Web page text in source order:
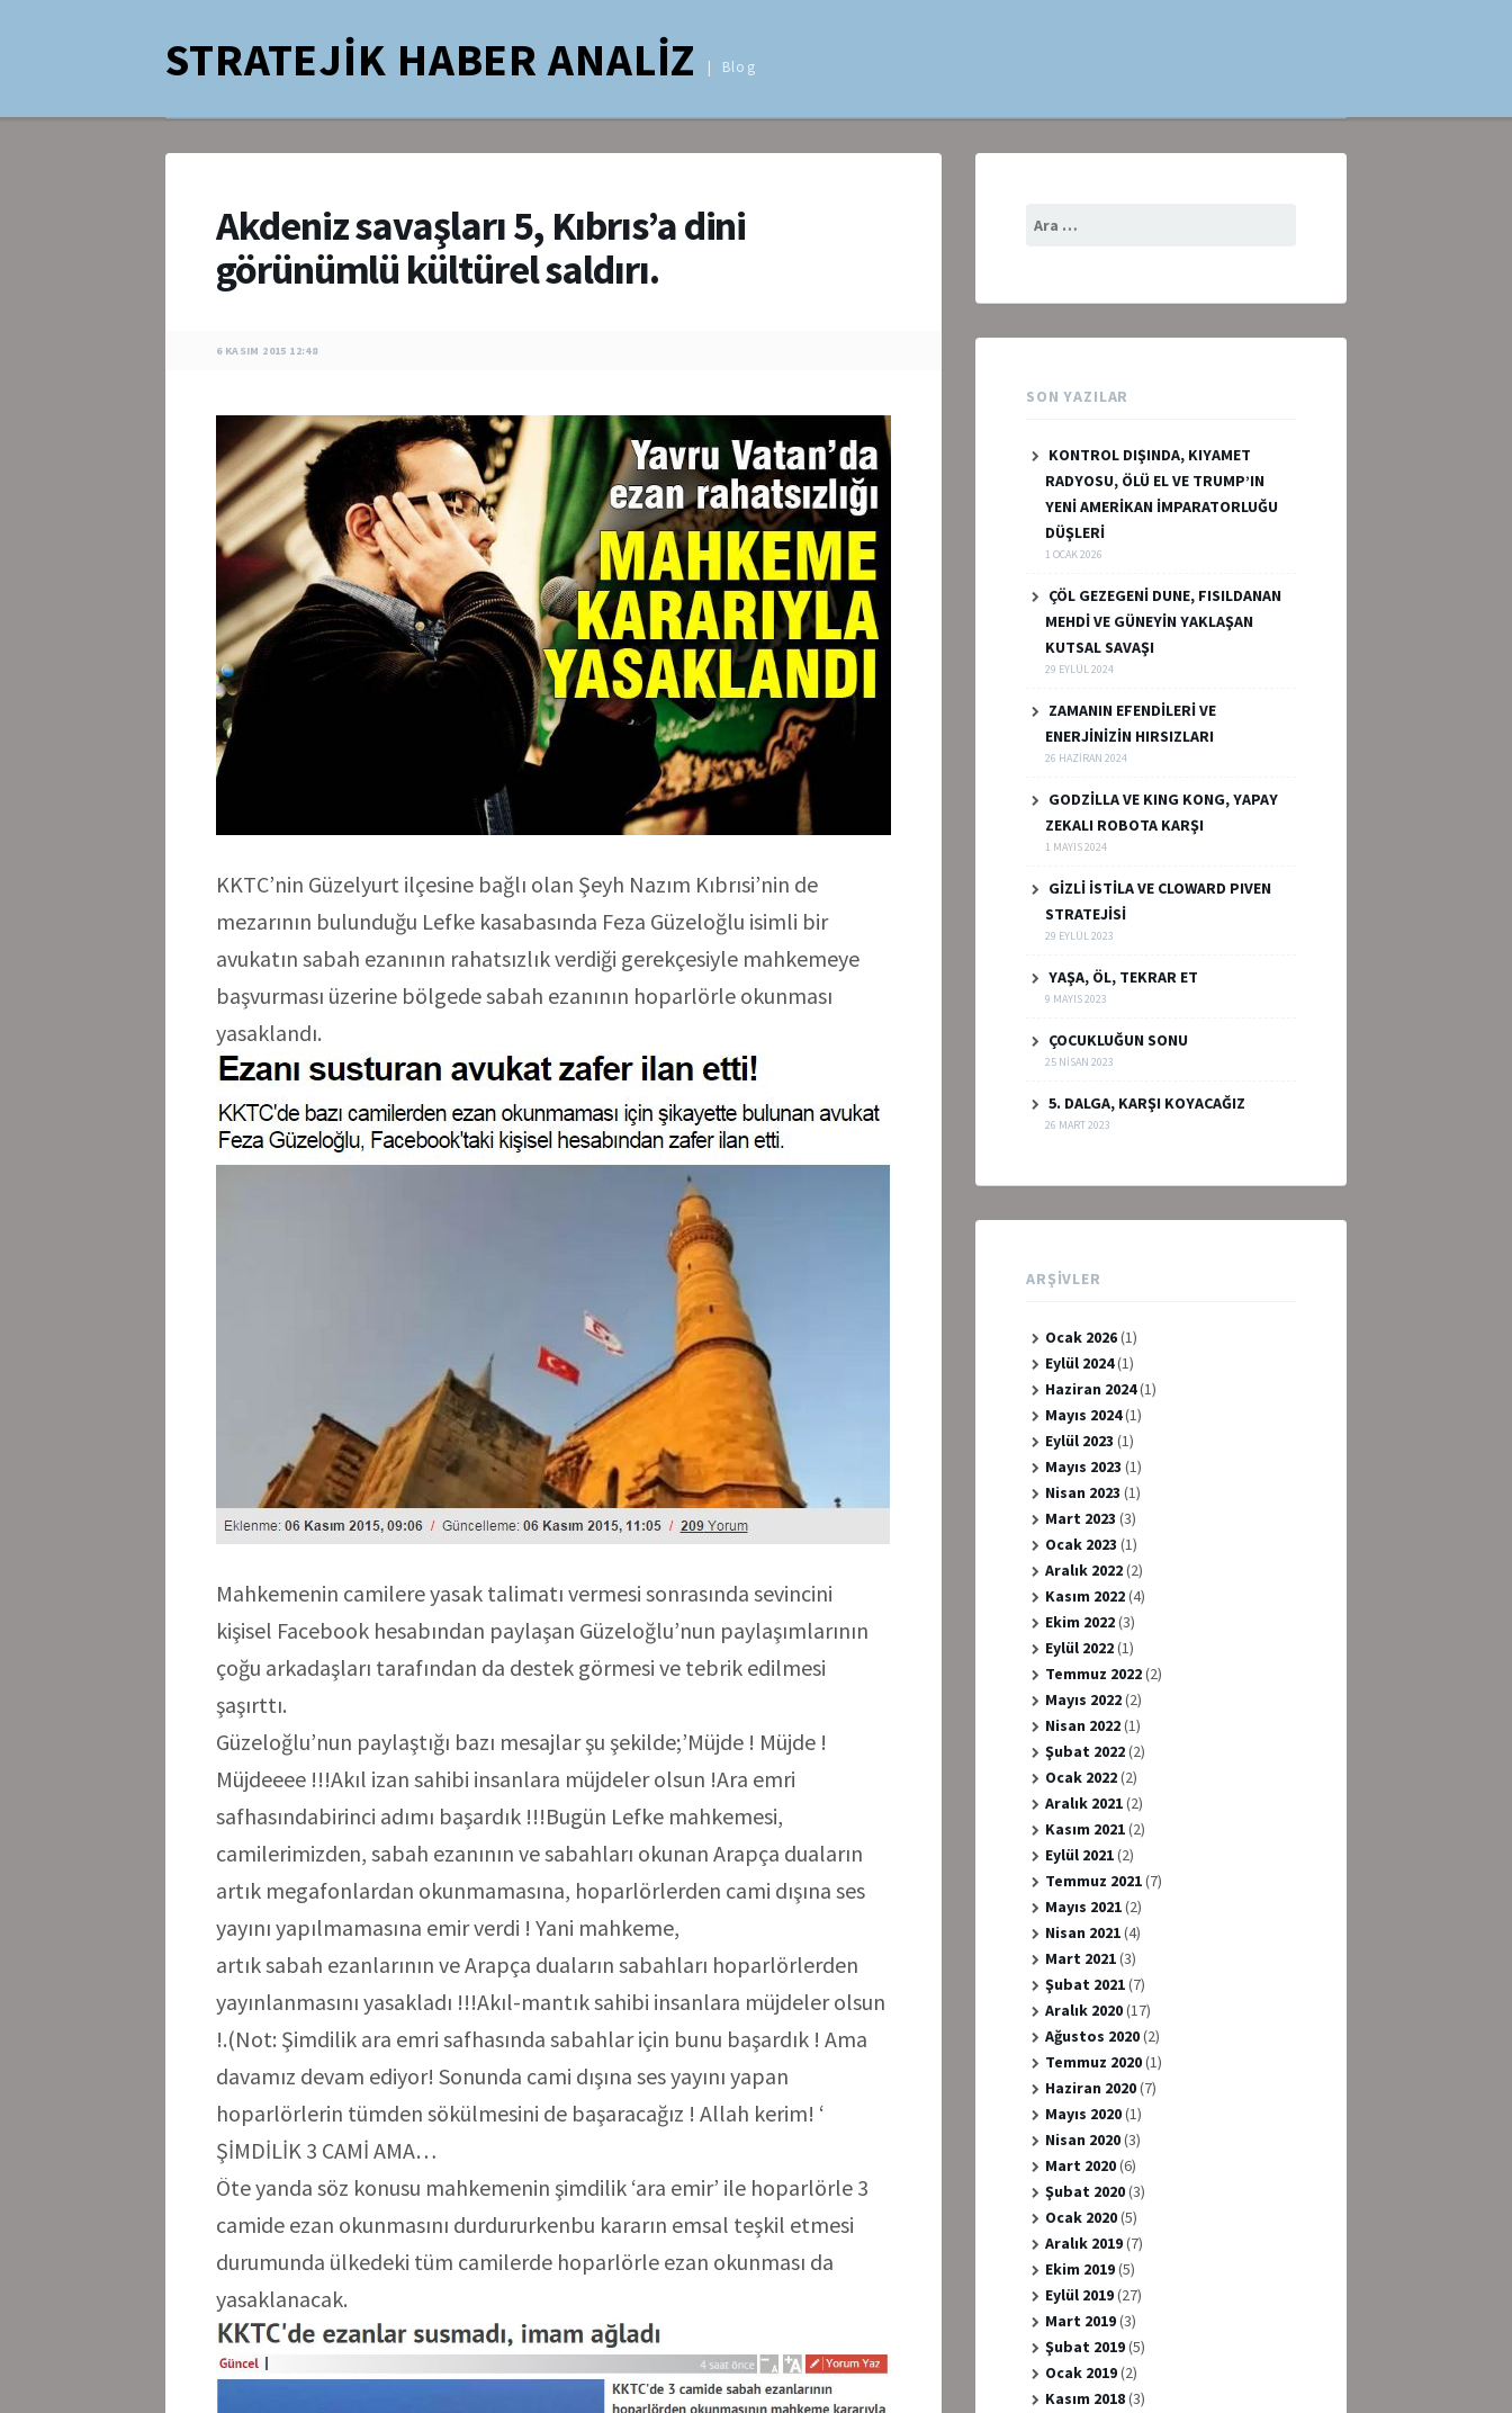
STRATEJİK HABER ANALİZ Blog
Akdeniz savaşları 5, Kıbrıs’a dini
görünümlü kültürel saldırı.
6 KASIM 2015 12:48
KKTC’nin Güzelyurt ilçesine bağlı olan Şeyh Nazım Kıbrısi’nin de
mezarının bulunduğu Lefke kasabasında Feza Güzeloğlu isimli bir
avukatın sabah ezanının rahatsızlık verdiği gerekçesiyle mahkemeye
başvurması üzerine bölgede sabah ezanının hoparlörle okunması
yasaklandı.
Mahkemenin camilere yasak talimatı vermesi sonrasında sevincini
kişisel Facebook hesabından paylaşan Güzeloğlu’nun paylaşımlarının
çoğu arkadaşları tarafından da destek görmesi ve tebrik edilmesi
şaşırttı.
Güzeloğlu’nun paylaştığı bazı mesajlar şu şekilde;’Müjde ! Müjde !
Müjdeeee !!!Akıl izan sahibi insanlara müjdeler olsun !Ara emri
safhasındabirinci adımı başardık !!!Bugün Lefke mahkemesi,
camilerimizden, sabah ezanının ve sabahları okunan Arapça duaların
artık megafonlardan okunmamasına, hoparlörlerden cami dışına ses
yayını yapılmamasına emir verdi ! Yani mahkeme,
artık sabah ezanlarının ve Arapça duaların sabahları hoparlörlerden
yayınlanmasını yasakladı !!!Akıl-mantık sahibi insanlara müjdeler olsun
!.(Not: Şimdilik ara emri safhasında sabahlar için bunu başardık ! Ama
davamız devam ediyor! Sonunda cami dışına ses yayını yapan
hoparlörlerin tümden sökülmesini de başaracağız ! Allah kerim! ‘
ŞİMDİLİK 3 CAMİ AMA…
Öte yanda söz konusu mahkemenin şimdilik ‘ara emir’ ile hoparlörle 3
camide ezan okunmasını durdururkenbu kararın emsal teşkil etmesi
durumunda ülkedeki tüm camilerde hoparlörle ezan okunması da
yasaklanacak.
SON YAZILAR
KONTROL DIŞINDA, KIYAMET
RADYOSU, ÖLÜ EL VE TRUMP’IN
YENİ AMERİKAN İMPARATORLUĞU
DÜŞLERİ
1 OCAK 2026
ÇÖL GEZEGENİ DUNE, FISILDANAN
MEHDİ VE GÜNEYİN YAKLAŞAN
KUTSAL SAVAŞI
29 EYLÜL 2024
ZAMANIN EFENDİLERİ VE
ENERJİNİZİN HIRSIZLARI
26 HAZIRAN 2024
GODZİLLA VE KING KONG, YAPAY
ZEKALI ROBOTA KARŞI
1 MAYIS 2024
GİZLİ İSTİLA VE CLOWARD PIVEN
STRATEJİSİ
29 EYLÜL 2023
YAŞA, ÖL, TEKRAR ET
9 MAYIS 2023
ÇOCUKLUĞUN SONU
25 NISAN 2023
5. DALGA, KARŞI KOYACAĞIZ
26 MART 2023
ARŞIVLER
Ocak 2026(1)
Eylül 2024(1)
Haziran 2024(1)
Mayıs 2024(1)
Eylül 2023 (1)
Mayıs 2023 (1)
Nisan 2023 (1)
Mart 2023 (3)
Ocak 2023 (1)
Aralık 2022(2)
Kasım 2022(4)
Ekim 2022(3)
Eylül 2022(1)
Temmuz 2022(2)
Mayıs 2022(2)
Nisan 2022(1)
Şubat 2022(2)
Ocak 2022(2)
Aralık 2021(2)
Kasım 2021(2)
Eylül 2021(2)
Temmuz 2021(7)
Mayıs 2021(2)
Nisan 2021(4)
Mart 2021(3)
Şubat 2021(7)
Aralık 2020(17)
Ağustos 2020(2)
Temmuz 2020(1)
Haziran 2020(7)
Mayıs 2020(1)
Nisan 2020(3)
Mart 2020(6)
Şubat 2020(3)
Ocak 2020(5)
Aralık 2019(7)
Ekim 2019(5)
Eylül 2019(27)
Mart 2019(3)
Şubat 2019(5)
Ocak 2019(2)
Kasım 2018(3)